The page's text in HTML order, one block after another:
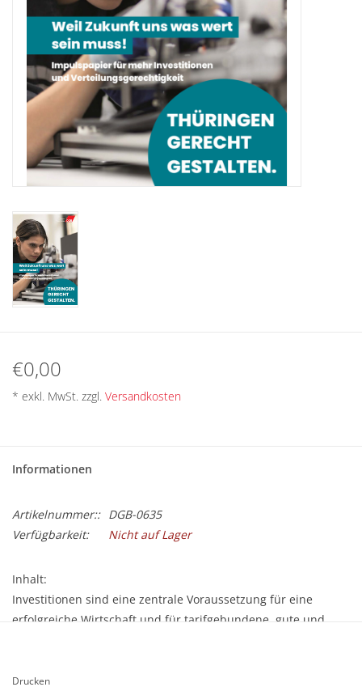
1. MAI
TARIFWENDE
INITIATIVE „MENSCH“
GEWERKSCHAFTEN FÜR DEN
FRIEDEN
VEREINBARKEIT GESTALTEN
MIETENSTOPP
ARBEITSZEIT
€0,00
* exkl. MwSt. zzgl. Versandkosten
Informationen
Artikelnummer:: DGB-0635
Verfügbarkeit:
Nicht auf Lager
Inhalt:
Investitionen sind eine zentrale Voraussetzung für eine
erfolgreiche Wirtschaft und für tarifgebundene, gute und
Investitionsoffensive. Das Papier zeigt zudem Wege zu einer
Drucken